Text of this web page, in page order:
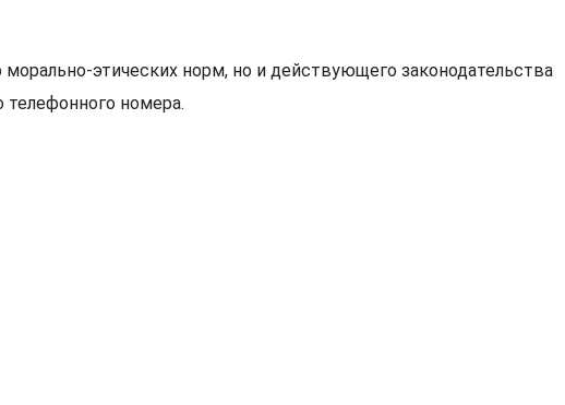
этических норм, но и действующего законодательства
номера.